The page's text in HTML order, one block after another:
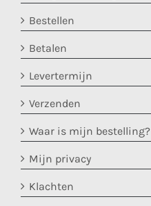
Bestellen
Betalen
Levertermijn
Verzenden
Waar is mijn bestelling?
Mijn privacy
Klachten